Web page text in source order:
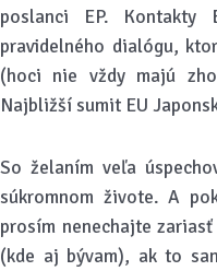
poslanci EP. Kontakty
pravidelného dialógu,
(hoci nie vždy majú
Najbližší sumit EU
So želaním veľa
súkromnom živote. A
prosím nenechajte
(kde aj bývam), ak to